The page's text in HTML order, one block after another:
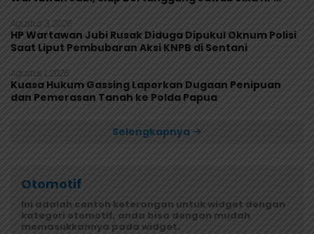
Agustus 3, 2026
HP Wartawan Jubi Rusak Diduga Dipukul Oknum Polisi
Saat Liput Pembubaran Aksi KNPB di Sentani
Agustus 1, 2026
Kuasa Hukum Gassing Laporkan Dugaan Penipuan
dan Pemerasan Tanah ke Polda Papua
Selengkapnya
Otomotif
Ini adalah contoh keterangan untuk widget dengan
kategori otomotif, anda bisa dengan mudah
memasukkannya pada widget.